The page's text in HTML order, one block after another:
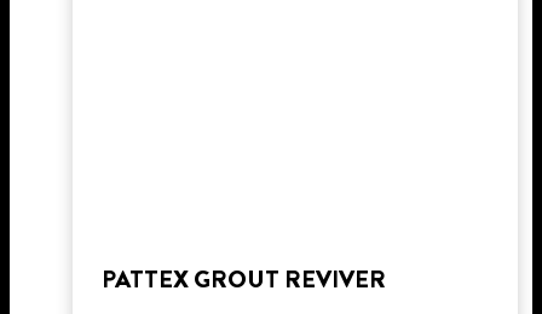
PATTEX GROUT REVIVER